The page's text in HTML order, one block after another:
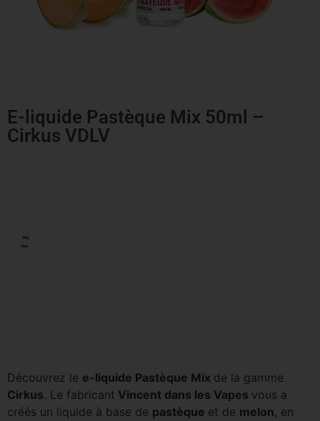
E-liquide Pastèque Mix 50ml –
Cirkus VDLV
Découvrez le e-liquide Pastèque Mix de la gamme
Cirkus. Le fabricant Vincent dans les Vapes vous a
créés un liquide à base de pastèque et de melon, en